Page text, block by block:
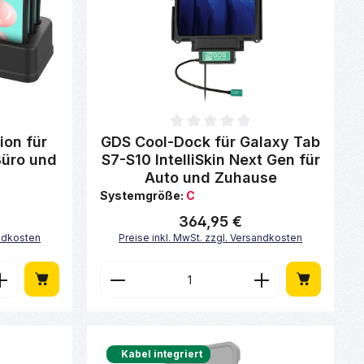
um die Anzahl zu erhöhen oder
oder benutze die Schaltflächen um
0 von 5 Sternen
für
und
den gewünschten Wert ein oder
Durchschnittliche Bewertung von 0 von 5 Sternen
GDS Cool-Dock für Galaxy Tab
S7-S10 IntelliSkin Next Gen für
Auto und Zuhause
Systemgröße: C
Regulärer Preis:
364,95 €
Preise inkl. MwSt. zzgl. Versandkosten
Produkt Anzahl: Gib den
Kabel integriert